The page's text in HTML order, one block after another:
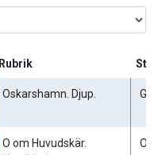
Rubrik
Oskarshamn. Djup.
O om Huvudskär.